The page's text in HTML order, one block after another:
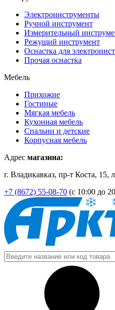
Электроинструменты
Ручной инструмент
Измерительный
Режущий инструмент
Оснастка для
Прочая оснастка
Мебель
Прихожие
Гостиные
Мягкая мебель
Кухонная мебель
Спальни и детские
Корпусная мебель
Адрес магазина:
г. Владикавказ, пр-т Коста, 15,
+7 (8672) 55-08-70 (с 10:00 до